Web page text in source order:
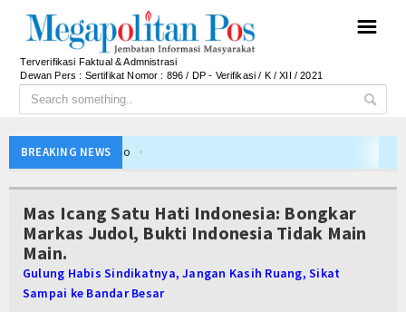
☰
Terverifikasi Faktual & Admnistrasi
Dewan Pers : Sertifikat Nomor : 896 / DP - Verifikasi / K / XII / 2021
BREAKING NEWS
Bupati Barito Utara Hadiri Rakor Pemerintahan
Interupsi PDIP Warnai Paripurna APBD
APBD Majalengka 2026 Naik Jadi Rp 3,14 Triliun,
Mas Icang Satu Hati Indonesia: Bongkar
Markas Judol, Bukti Indonesia Tidak Main
Main.
Gulung Habis Sindikatnya, Jangan Kasih Ruang, Sikat
Sampai ke Bandar Besar